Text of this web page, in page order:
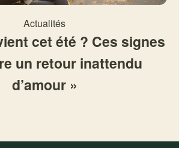
Actualités
cet été ? Ces signes
un retour inattendu
d’amour »